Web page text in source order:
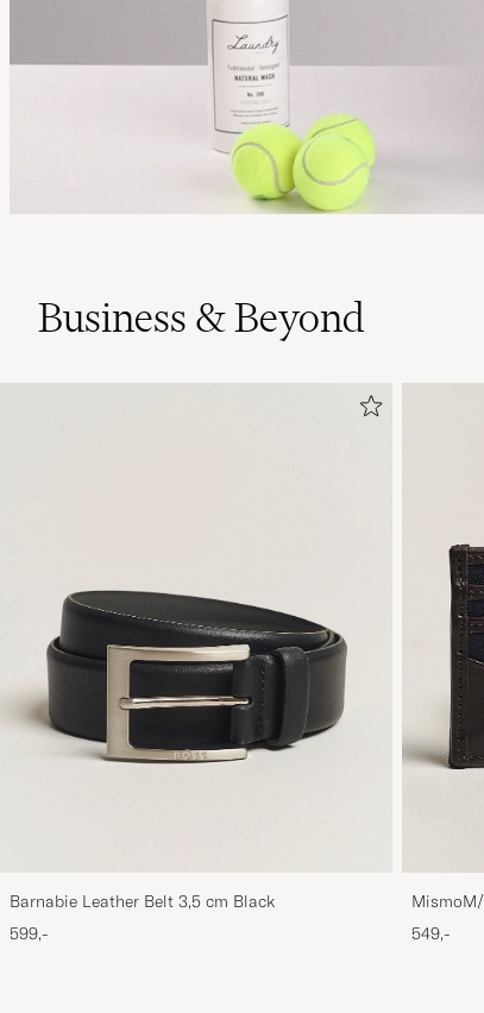
Business & Beyond
Barnabie Leather Belt 3,5 cm Black
599,-
549,-